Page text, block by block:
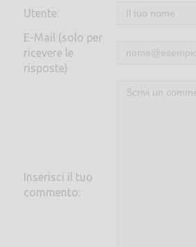
Utente:
E-Mail (solo per
ricevere le
risposte)
Inserisci il tuo
commento: